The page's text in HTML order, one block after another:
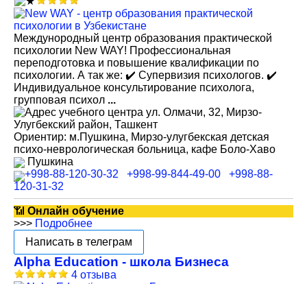
Междунородный центр образования практической
психологии New WAY! Профессиональная
переподготовка и повышение квалификации по
психологии. А так же: ✔️ Супервизия психологов. ✔️
Индивидуальное консультирование психолога,
групповая психол ...
ул. Олмачи, 32, Мирзо-
Улугбекский район, Ташкент
Ориентир: м.Пушкина, Мирзо-улугбекская детская
психо-неврологическая больница, кафе Боло-Хаво
Пушкина
+998-88-120-30-32
+998-99-844-49-00
+998-88-
120-31-32
📶 Онлайн обучение
>>> Подробнее
Написать в телеграм
Alpha Education - школа Бизнеса
4 отзыва